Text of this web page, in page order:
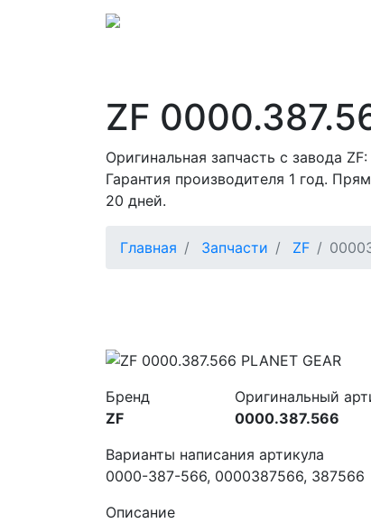
ZF
Оригинальная запчасть с завода
Гарантия производителя 1 год.
20 дней.
Главная Запчасти ZF
Бренд
ZF
Оригинальный
0000.387.566
Варианты написания артикула
0000-387-566, 0000387566, 387566
Описание